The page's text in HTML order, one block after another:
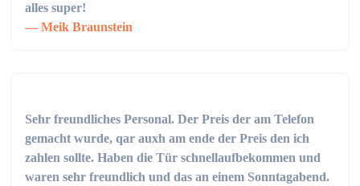
alles super!
Meik Braunstein
Sehr freundliches Personal. Der Preis der am Telefon
gemacht wurde, qar auxh am ende der Preis den ich
zahlen sollte. Haben die Tür schnellaufbekommen und
waren sehr freundlich und das an einem Sonntagabend.